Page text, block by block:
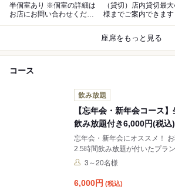
半個室あり ※個室の詳細は
お店にお問い合わせくださ
（貸切）店内貸切最
様までご案内できます
座席をもっと見る
コース
飲み放題
【忘年会・新年会コース
飲み放題付き6,000円(税込)
忘年会・新年会にオススメ！ お料理8品+生ビール含む
2.5時間飲み放題が付いたプラ
3～20名様
6,000円 (税込)